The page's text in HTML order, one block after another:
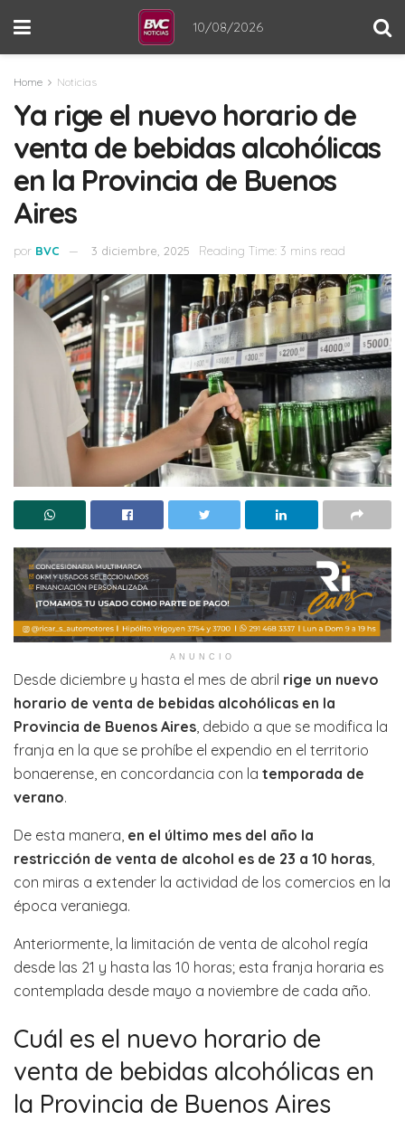
10/08/2026
Home Noticias
Ya rige el nuevo horario de
venta de bebidas alcohólicas
en la Provincia de Buenos
Aires
por BVC 3 diciembre, 2025 Reading Time: 3 mins read
ANUNCIO
Desde diciembre y hasta el mes de abril rige un nuevo
horario de venta de bebidas alcohólicas en la
Provincia de Buenos Aires , debido a que se modifica la
franja en la que se prohíbe el expendio en el territorio
bonaerense, en concordancia con la temporada de
verano.
De esta manera, en el último mes del año la
restricción de venta de alcohol es de 23 a 10 horas
con miras a extender la actividad de los comercios en la
época veraniega.
Anteriormente, la limitación de venta de alcohol regía
desde las 21 y hasta las 10 horas; esta franja horaria es
contemplada desde mayo a noviembre de cada año.
Cuál es el nuevo horario de
venta de bebidas alcohólicas en
la Provincia de Buenos Aires